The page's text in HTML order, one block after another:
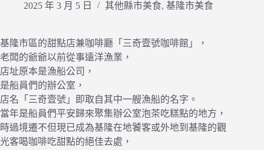
2025 年 3 月 5 日 其他縣市美食, 基隆市美食
基隆市區的甜點店兼咖啡廳「三奇壹號咖啡館」，
老闆的爺爺以前從事遠洋漁業，
店址原本是漁船公司，
是船員們的辦公室，
店名「三奇壹號」即取自其中一艘漁船的名字。
當年是船員們平安歸來聚集辦公室泡茶吃糕點的地方，
時過境遷不但現已成為基隆在地饕客或外地到基隆的觀
光客喝咖啡吃甜點的絕佳去處，